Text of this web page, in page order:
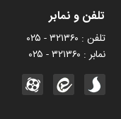
تلفن و نمابر
تلفن : ۳۲۱۳۶۰ - ۰۲۵
نمابر : ۳۲۱۳۶۰ - ۰۲۵